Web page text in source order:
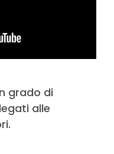
grado di
alle